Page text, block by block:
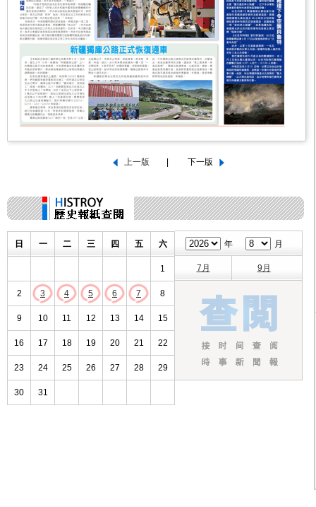
日 一 二 三 四 五 六
1
2 3 4 5 6 7 8
9 10 11 12 13 14 15
16 17 18 19 20 21 22
23 24 25 26 27 28 29
30 31
年 月
7月 9月